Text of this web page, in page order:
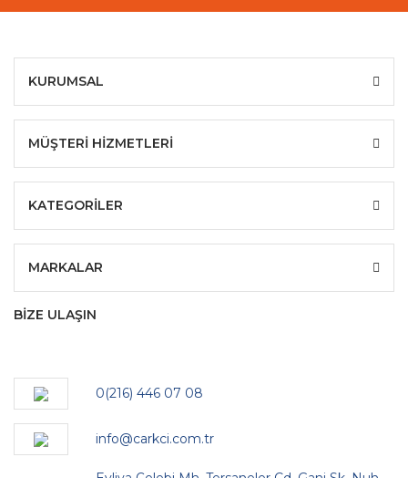
KURUMSAL
MÜŞTERİ HİZMETLERİ
KATEGORİLER
MARKALAR
BİZE ULAŞIN
0(216) 446 07 08
info@carkci.com.tr